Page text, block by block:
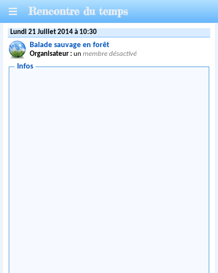
Rencontre du temps
Lundi 21 Juillet 2014 à 10:30
Balade sauvage en forêt
Organisateur : unmembre désactivé
Infos